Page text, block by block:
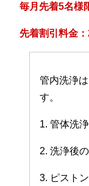
毎月先着5名様
先着割引料金：
管内洗浄
す。
1. 管体洗
2. 洗浄後
3. ピスト